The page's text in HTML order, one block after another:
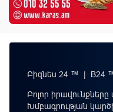
Բիզնես 24 ™ | B24
Բոլոր
Խմբագրության